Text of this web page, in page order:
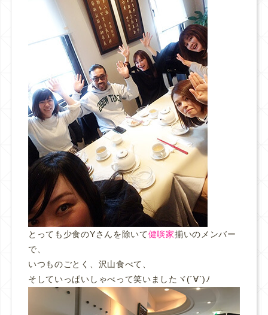
とっても少食のYさんを除いて健啖家揃いのメンバー
で、
いつものごとく、沢山食べて、
そしていっぱいしゃべって笑いましたヾ(´∀`)ﾉ